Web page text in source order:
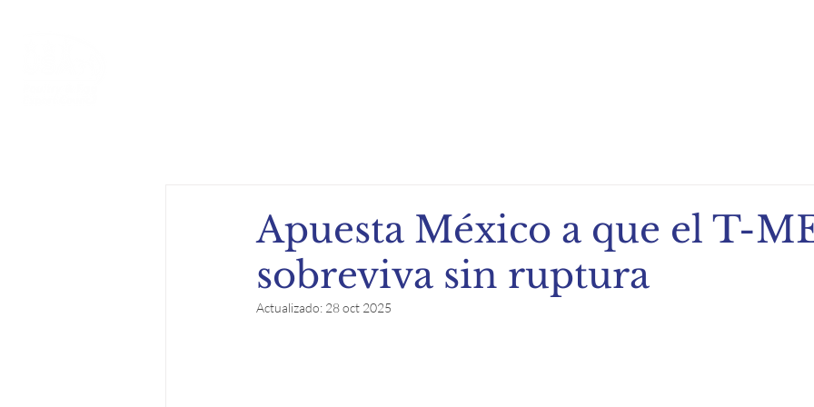
Apuesta México a que el T-
sobreviva sin ruptura
Actualizado: 28 oct 2025